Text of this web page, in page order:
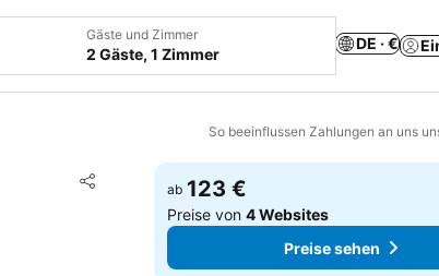
Gäste und Zimmer
2 Gäste, 1 Zimmer
DE · €
So beeinflussen Zahlungen an uns
Teilen
Zu Favoriten hinzufügen
ab 123 €
Preise von4 Websites
Preise sehen